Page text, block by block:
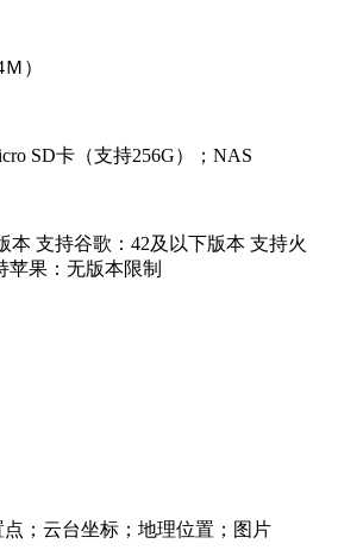
）
SD卡（支持256G）；NAS
支持谷歌：42及以下版本 支持火
苹果：无版本限制
云台坐标；地理位置；图片